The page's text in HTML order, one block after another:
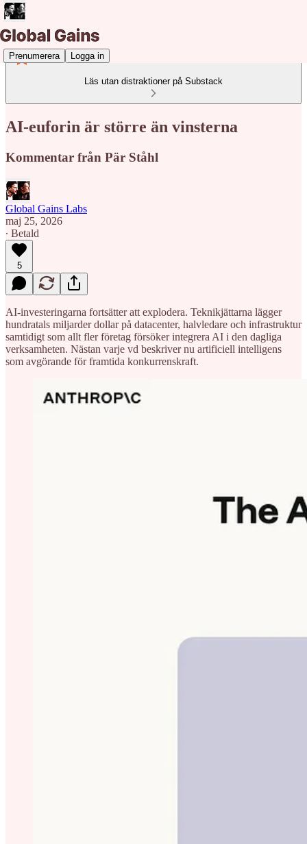
Prenumerera Logga in
Läs utan distraktioner på Substack
AI-euforin är större än vinsterna
Kommentar från Pär Ståhl
Global Gains Labs
maj 25, 2026
∙ Betald
5
AI-investeringarna fortsätter att explodera. Teknikjättarna lägger
hundratals miljarder dollar på datacenter, halvledare och infrastruktur
samtidigt som allt fler företag försöker integrera AI i den dagliga
verksamheten. Nästan varje vd beskriver nu artificiell intelligens
som avgörande för framtida konkurrenskraft.